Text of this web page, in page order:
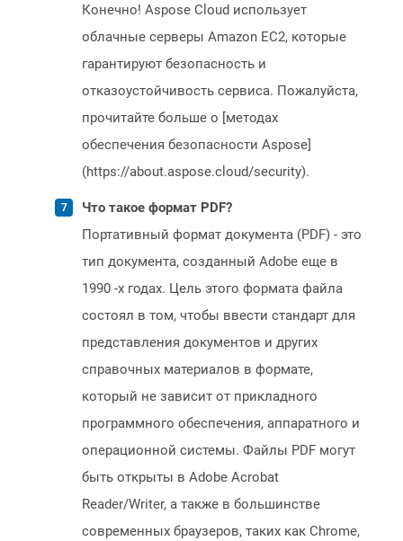
Конечно! Aspose Cloud использует
облачные серверы Amazon EC2, которые
гарантируют безопасность и
отказоустойчивость сервиса. Пожалуйста,
прочитайте больше о [методах
обеспечения безопасности Aspose]
(https://about.aspose.cloud/security).
Что такое формат PDF?
Портативный формат документа (PDF) - это
тип документа, созданный Adobe еще в
1990 -х годах. Цель этого формата файла
состоял в том, чтобы ввести стандарт для
представления документов и других
справочных материалов в формате,
который не зависит от прикладного
программного обеспечения, аппаратного и
операционной системы. Файлы PDF могут
быть открыты в Adobe Acrobat
Reader/Writer, а также в большинстве
современных браузеров, таких как Chrome,